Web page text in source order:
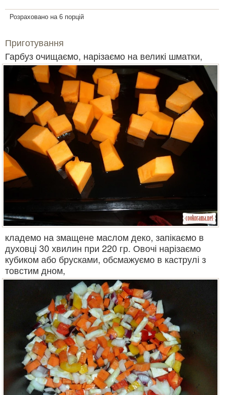
Розраховано на 6 порцій
Приготування
Гарбуз очищаємо, нарізаємо на великі шматки,
кладемо на змащене маслом деко, запікаємо в
духовці 30 хвилин при 220 гр. Овочі нарізаємо
кубиком або брусками, обсмажуємо в каструлі з
товстим дном,